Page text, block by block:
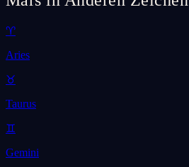
♈
Aries
♉
Taurus
♊
Gemini